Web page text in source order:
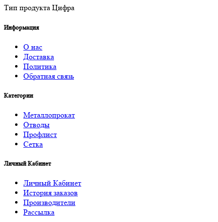
Тип продукта Цифра
Информация
О нас
Доставка
Политика
Обратная связь
Категории
Металлопрокат
Отводы
Профлист
Сетка
Личный Кабинет
Личный Кабинет
История заказов
Производители
Рассылка